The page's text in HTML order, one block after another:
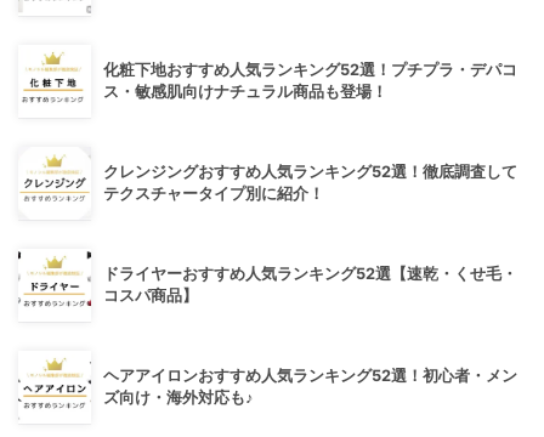
化粧下地おすすめ人気ランキング52選！プチプラ・デパコ
ス・敏感肌向けナチュラル商品も登場！
クレンジングおすすめ人気ランキング52選！徹底調査して
テクスチャータイプ別に紹介！
ドライヤーおすすめ人気ランキング52選【速乾・くせ毛・
コスパ商品】
ヘアアイロンおすすめ人気ランキング52選！初心者・メン
ズ向け・海外対応も♪